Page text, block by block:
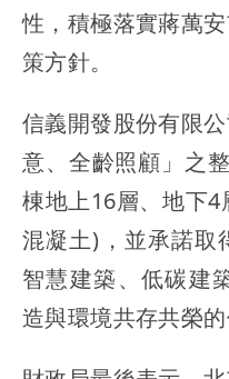
性，積極落實蔣萬
策方針。
信義開發股份有限
意、全齡照顧」之
棟地上16層、地下4
混凝土)，並承諾取
智慧建築、低碳建
造與環境共存共榮的